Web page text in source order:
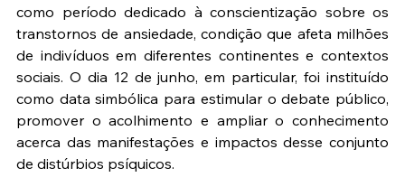
como período dedicado à conscientização sobre os
transtornos de ansiedade, condição que afeta milhões
de indivíduos em diferentes continentes e contextos
sociais. O dia 12 de junho, em particular, foi instituído
como data simbólica para estimular o debate público,
promover o acolhimento e ampliar o conhecimento
acerca das manifestações e impactos desse conjunto
de distúrbios psíquicos.